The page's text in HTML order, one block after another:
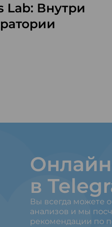
Lab: Внутри
в
Вы всегда можете
анализов и мы
рекомендации по